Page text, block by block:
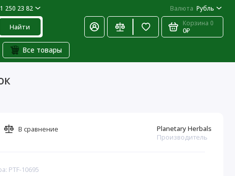
250 23 82 Валюта Рубль
Найти Корзина 0
0₽
Все товары
PTF-10695
Planetary Herbals
Производитель
В сравнение